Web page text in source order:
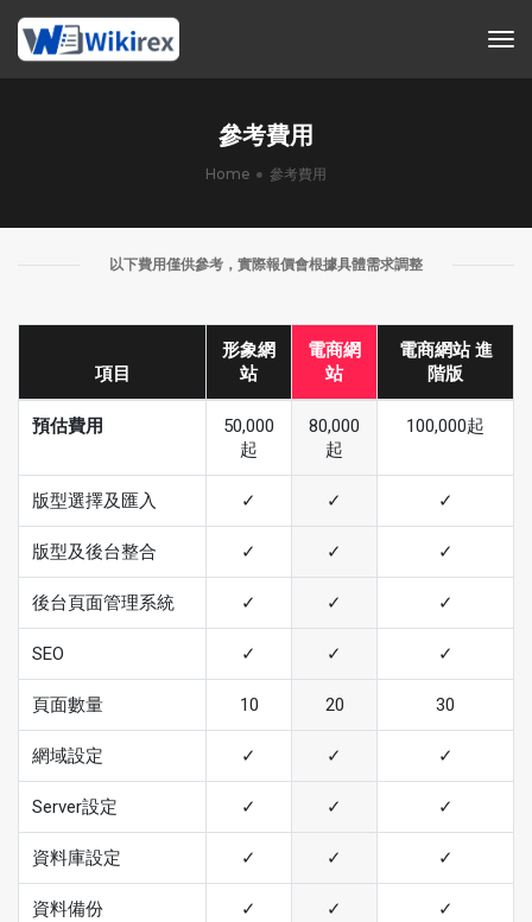
參考費用
Home 參考費用
以下費用僅供參考，實際報價會根據具體需求調整
項目
形象網
站
電商網
站
電商網站 進
階版
預估費用
50,000
起
80,000
起
100,000起
版型選擇及匯入 ✓ ✓ ✓
版型及後台整合 ✓ ✓ ✓
後台頁面管理系統 ✓ ✓ ✓
SEO ✓ ✓ ✓
頁面數量 10 20 30
網域設定 ✓ ✓ ✓
Server設定 ✓ ✓ ✓
資料庫設定 ✓ ✓ ✓
資料備份 ✓ ✓ ✓